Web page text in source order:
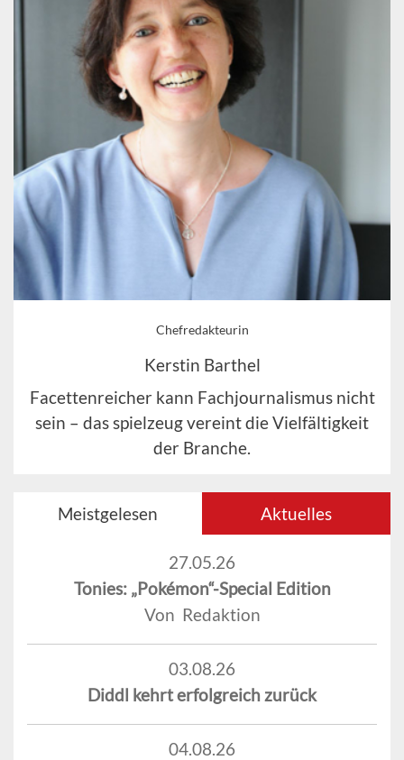
Chefredakteurin
Kerstin Barthel
Facettenreicher kann Fachjournalismus nicht
sein – das spielzeug vereint die Vielfältigkeit
der Branche.
Meistgelesen Aktuelles
27.05.26
Tonies: „Pokémon“-Special Edition
Von Redaktion
03.08.26
Diddl kehrt erfolgreich zurück
04.08.26